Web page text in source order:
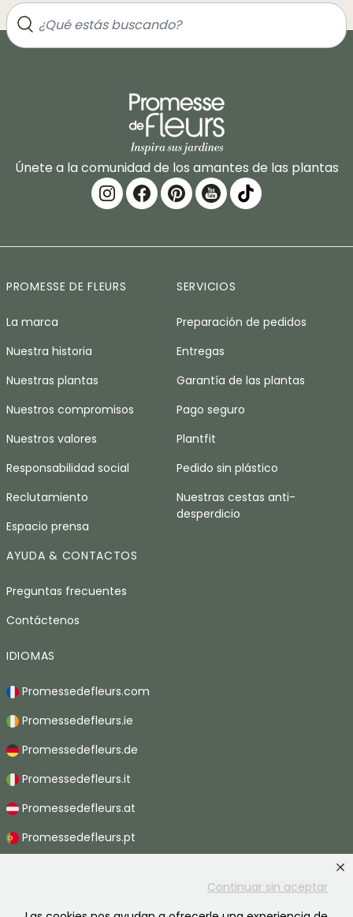
Continuar sin aceptar
Únete a la comunidad de los amantes de las plantas
PROMESSE DE FLEURS
La marca
Nuestra historia
Nuestras plantas
Nuestros compromisos
Nuestros valores
Responsabilidad social
Reclutamiento
Espacio prensa
SERVICIOS
Preparación de pedidos
Entregas
Garantía de las plantas
Pago seguro
Plantfit
Pedido sin plástico
Nuestras cestas anti-
desperdicio
AYUDA & CONTACTOS
Preguntas frecuentes
Contáctenos
IDIOMAS
Promessedefleurs.com
Promessedefleurs.ie
Promessedefleurs.de
Promessedefleurs.it
Promessedefleurs.at
Promessedefleurs.pt